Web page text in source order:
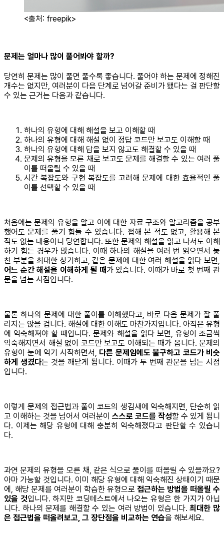
<출처: freepik>
문제는 얼마나 많이 풀어봐야 할까?
당연히 문제는 많이 풀면 풀수록 좋습니다. 풀어야 하는 문제에 정해진
개수는 없지만, 여러분이 다음 단계로 넘어갈 준비가 됐다는 걸 판단할
수 있는 근거는 다음과 같습니다.
하나의 유형에 대해 해설을 보고 이해할 때
하나의 유형에 대해 해설 없이 정답 코드만 보고도 이해할 때
하나의 유형에 대해 답을 보지 않고도 해결할 수 있을 때
문제의 유형을 모른 채로 보고도 문제를 해결할 수 있는 여러 풀
이를 떠올릴 수 있을 때
시간 복잡도와 구현 복잡도를 고려해 문제에 대한 효율적인 풀
이를 선택할 수 있을 때
처음에는 문제의 유형을 알고 이에 대한 자료 구조와 알고리즘을 공부
했어도 문제를 풀기 힘들 수 있습니다. 접해 본 적도 없고, 활용해 본
적도 없는 내용이니 당연합니다. 또한 문제의 해설을 읽고 나서도 이해
하기 힘든 경우가 많습니다. 이때 하나의 해설을 여러 번 읽으면서 놓
친 부분을 최대한 상기하고, 같은 문제에 대한 여러 해설을 읽다 보면,
어느 순간 해설을 이해하게 될 때가 있습니다. 이때가 바로 첫 번째 관
문을 넘는 시점입니다.
물론 하나의 문제에 대한 풀이를 이해했다고, 바로 다음 문제가 잘 풀
리지는 않을 겁니다. 해설에 대한 이해도 마찬가지입니다. 아직은 유형
에 익숙해져야 할 때입니다. 문제와 해설을 읽다 보면, 유형이 조금씩
익숙해지면서 해설 없이 코드만 보고도 이해되는 때가 옵니다. 문제의
유형이 눈에 익기 시작하면서, 다른 문제임에도 불구하고 코드가 비슷
하게 생겼다는 것을 깨닫게 됩니다. 이때가 두 번째 관문을 넘는 시점
입니다.
이렇게 문제의 접근법과 풀이 코드의 생김새에 익숙해지면, 단순히 읽
고 이해하는 것을 넘어서 여러분이 스스로 코드를 작성할 수 있게 됩니
다. 이제는 해당 유형에 대해 충분히 익숙해졌다고 판단할 수 있습니
다.
과연 문제의 유형을 모른 채, 같은 식으로 풀이를 떠올릴 수 있을까요?
아마 가능할 것입니다. 이미 해당 유형에 대해 익숙해진 상태이기 때문
에, 해당 문제를 여러분이 학습한 유형으로 접근하는 방법을 떠올릴 수
있을 것입니다. 하지만 코딩테스트에서 나오는 유형은 한 가지가 아닙
니다. 하나의 문제를 해결할 수 있는 여러 방법이 있습니다.최대한 많
은 접근법을 떠올려보고, 그 장단점을 비교하는 연습을 해보세요.